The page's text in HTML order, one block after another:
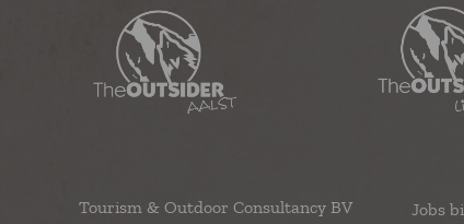
Tourism & Outdoor Consultancy BV
Jobs